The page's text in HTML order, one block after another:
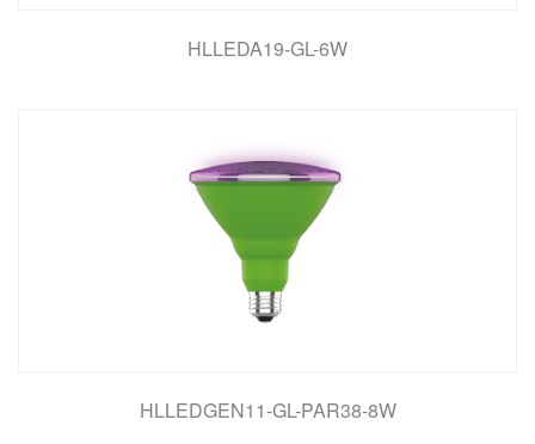
HLLEDA19-GL-6W
HLLEDGEN11-GL-PAR38-8W